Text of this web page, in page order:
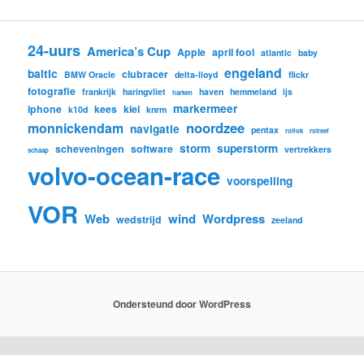
24-uurs America’s Cup Apple april fool atlantic baby
baltic BMW Oracle clubracer delta-lloyd engeland flickr
fotografie frankrijk haringvliet harken haven hemmeland ijs
iphone k10d kees kiel knrm markermeer
monnickendam navigatie noordzee pentax rolfok rolreef
schaap scheveningen software storm superstorm vertrekkers
volvo-ocean-race voorspelling
VOR Web wedstrijd wind Wordpress zeeland
Ondersteund door WordPress